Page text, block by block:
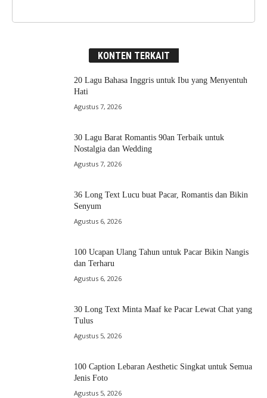
KONTEN TERKAIT
20 Lagu Bahasa Inggris untuk Ibu yang Menyentuh
Hati
Agustus 7, 2026
30 Lagu Barat Romantis 90an Terbaik untuk
Nostalgia dan Wedding
Agustus 7, 2026
36 Long Text Lucu buat Pacar, Romantis dan Bikin
Senyum
Agustus 6, 2026
100 Ucapan Ulang Tahun untuk Pacar Bikin Nangis
dan Terharu
Agustus 6, 2026
30 Long Text Minta Maaf ke Pacar Lewat Chat yang
Tulus
Agustus 5, 2026
100 Caption Lebaran Aesthetic Singkat untuk Semua
Jenis Foto
Agustus 5, 2026